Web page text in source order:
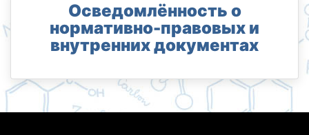
Осведомлённость о
нормативно-правовых и
внутренних документах